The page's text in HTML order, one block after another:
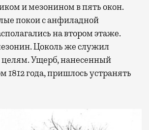
и мезонином в пять окон.
покои с анфиладной
на втором этаже.
Цоколь же служил
Ущерб, нанесенный
1812 года, пришлось устранять